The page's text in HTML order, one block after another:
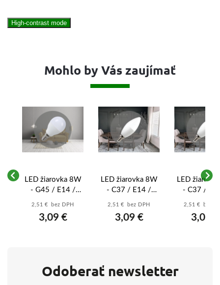
High-contrast mode
Mohlo by Vás zaujímať
LED žiarovka 8W
- G45 / E14 /
SMD / 4000K -
2,51 € bez DPH
3,09 €
LED žiarovka 8W
- C37 / E14 /
SMD / 6500K -
2,51 € bez DPH
3,09 €
LED
- C37 /
SMD /
2,51 € bez
3,09 €
Odoberať newsletter